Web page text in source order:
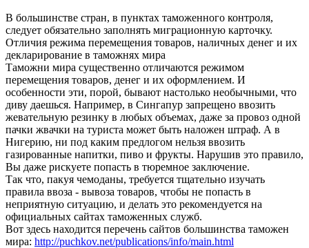
В большинстве стран, в пунктах таможенного контроля,
следует обязательно заполнять миграционную карточку.
Отличия режима перемещения товаров, наличных денег и их
декларирование в таможнях мира
Таможни мира существенно отличаются режимом
перемещения товаров, денег и их оформлением. И
особенности эти, порой, бывают настолько необычными, что
диву даешься. Например, в Сингапур запрещено ввозить
жевательную резинку в любых объемах, даже за провоз одной
пачки жвачки на туриста может быть наложен штраф. А в
Нигерию, ни под каким предлогом нельзя ввозить
газированные напитки, пиво и фрукты. Нарушив это правило,
Вы даже рискуете попасть в тюремное заключение.
Так что, пакуя чемоданы, требуется тщательно изучать
правила ввоза - вывоза товаров, чтобы не попасть в
неприятную ситуацию, и делать это рекомендуется на
официальных сайтах таможенных служб.
Вот здесь находится перечень сайтов большинства таможен
мира: http://puchkov.net/publications/info/main.html